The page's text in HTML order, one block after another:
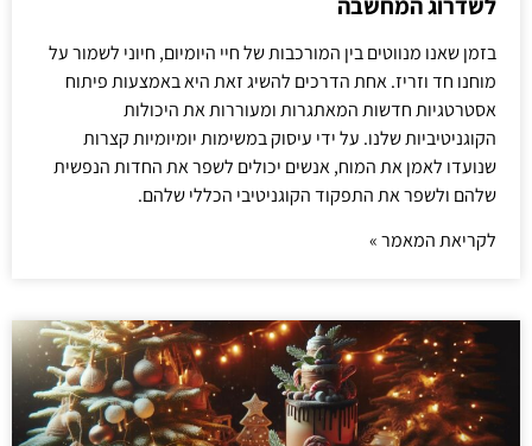
בזמן שאנו מנווטים בין המורכבות של חיי היומיום, חיוני לשמור על
מוחנו חד וזריז. אחת הדרכים להשיג זאת היא באמצעות פיתוח
אסטרטגיות חדשות המאתגרות ומעוררות את היכולות
הקוגניטיביות שלנו. על ידי עיסוק במשימות יומיומיות קצרות
שנועדו לאמן את המוח, אנשים יכולים לשפר את החדות הנפשית
שלהם ולשפר את התפקוד הקוגניטיבי הכללי שלהם.
לקריאת המאמר »